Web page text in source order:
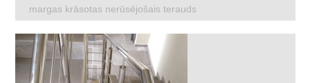
margas krāsotas nerūsējošais terauds